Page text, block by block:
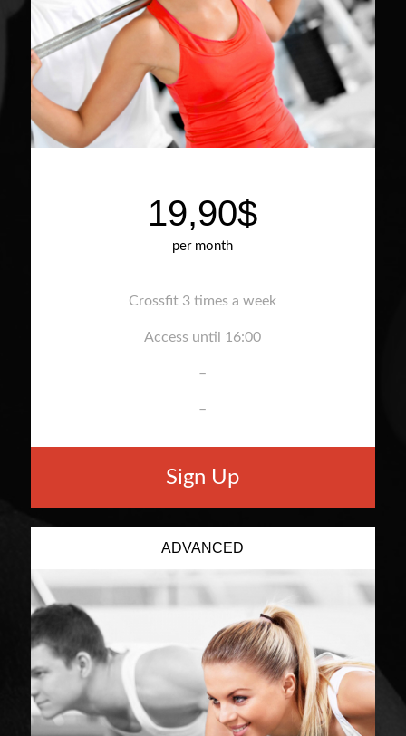
19,90$
per month
Crossfit 3 times a week
Access until 16:00
–
–
Sign Up
ADVANCED